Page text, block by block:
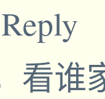
Reply
看谁